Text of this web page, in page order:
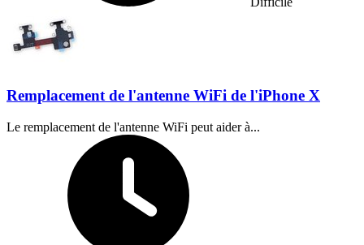
Remplacement de l'antenne WiFi de l'iPhone X
Le remplacement de l'antenne WiFi peut aider à...